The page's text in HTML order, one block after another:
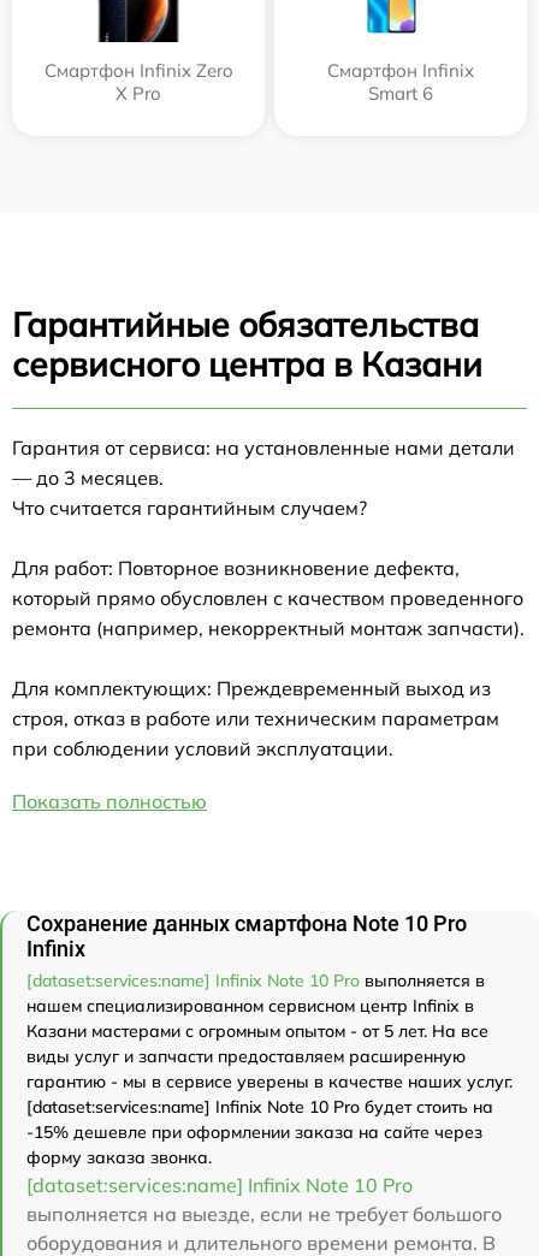
Смартфон Infinix Zero
X Pro
Смартфон Infinix
Smart 6
Гарантийные обязательства
сервисного центра в Казани
Гарантия от сервиса: на установленные нами детали
— до 3 месяцев.
Что считается гарантийным случаем?
Для работ: Повторное возникновение дефекта,
который прямо обусловлен с качеством проведенного
ремонта (например, некорректный монтаж запчасти).
Для комплектующих: Преждевременный выход из
строя, отказ в работе или техническим параметрам
при соблюдении условий эксплуатации.
Показать полностью
Сохранение данных смартфона Note 10 Pro
Infinix
[dataset:services:name] Infinix Note 10 Pro выполняется в
нашем специализированном сервисном центр Infinix в
Казани мастерами с огромным опытом - от 5 лет. На все
виды услуг и запчасти предоставляем расширенную
гарантию - мы в сервисе уверены в качестве наших услуг.
[dataset:services:name] Infinix Note 10 Pro будет стоить на
-15% дешевле при оформлении заказа на сайте через
форму заказа звонка.
[dataset:services:name] Infinix Note 10 Pro
выполняется на выезде, если не требует большого
оборудования и длительного времени ремонта. В